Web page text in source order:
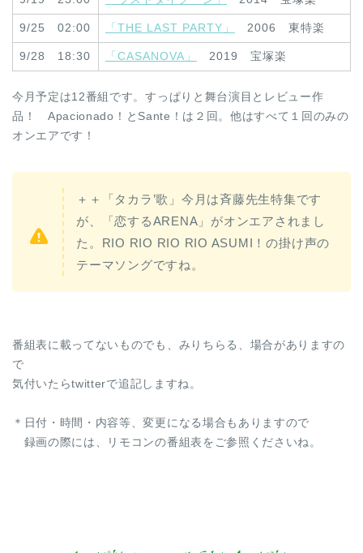
9/25 02:00 「THE LAST PARTY」 2006 東特楽
9/28 18:30 「CASANOVA」 2019 宝塚楽
今月予定は12番組です。すっぱりと舞台演目とレビュー作
品！ Apacionado！とSante！は２回。他はすべて１回のみの
オンエアです！
＋＋「タカラ’歌」今月は斉藤先生特集です
が、「恋するARENA」がオンエアされまし
た。RIO RIO RIO RIO ASUMI！の掛け声の
テーマソングですね。
番組表に載ってないものでも、みりちらる、場合がありますの
で
気付いたらtwitterで追記しますね。
＊日付・時間・内容等、変更になる場合もありますので
録画の際には、リモコンの番組表をご参照くださいね。